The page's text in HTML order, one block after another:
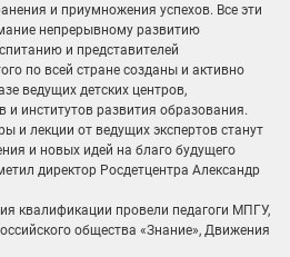
и приумножения успехов. Все эти
непрерывному развитию
и представителей
по всей стране созданы и активно
ведущих детских центров,
и институтов развития образования.
и лекции от ведущих экспертов станут
и новых идей на благо будущего
директор Росдетцентра Александр
квалификации провели педагоги МПГУ,
общества «Знание», Движения